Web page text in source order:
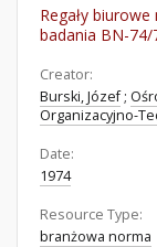
Regały
badania BN-74/
Creator:
Burski, Józef ;
Organizacyjno-
Date:
1974
Resource Type:
branżowa norma